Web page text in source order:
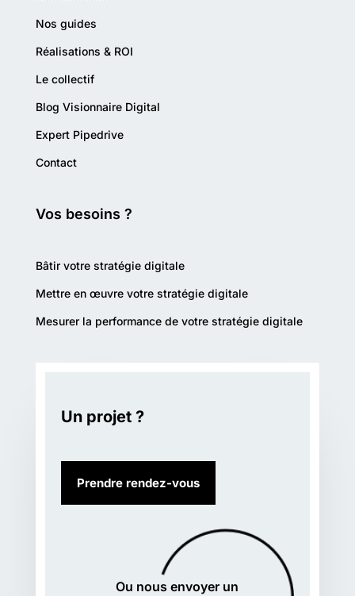
Nos guides
Réalisations & ROI
Le collectif
Blog Visionnaire Digital
Expert Pipedrive
Contact
Vos besoins ?
Bâtir votre stratégie digitale
Mettre en œuvre votre stratégie digitale
Mesurer la performance de votre stratégie digitale
Un projet ?
Prendre rendez-vous
Ou nous envoyer un